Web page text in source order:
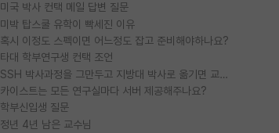
미국 박사 컨택 메일 답변 질문
미박 탑스쿨 유학이 빡세진 이유
혹시 이정도 스펙이면 어느정도 잡고 준비해야하나요?
타대 학부연구생 컨택 조언
SSH 박사과정을 그만두고 지방대 박사로 옮기면 교수의 꿈은 끝일까요?
카이스트는 모든 연구실마다 서버 제공해주나요?
학부신입생 질문
정년 4년 남은 교수님